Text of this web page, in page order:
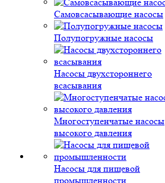
Самовсасывающие насосы
Полупогружные насосы
Насосы двухстороннего
всасывания
Многоступенчатые насосы
высокого давления
Насосы для пищевой
промышленности